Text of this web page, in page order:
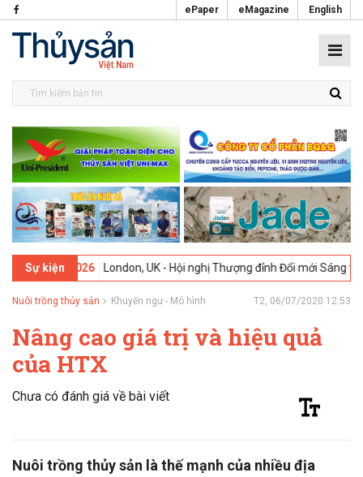
ePaper eMagazine English
Sự kiện
2026 London, UK - Hội nghị Thượng đỉnh Đổi mới Sáng tạo trong
Nuôi trồng thủy sản Khuyến ngư - Mô hình T2, 06/07/2020 12:53
Nâng cao giá trị và hiệu quả
của HTX
Chưa có đánh giá về bài viết
Nuôi trồng thủy sản là thế mạnh của nhiều địa